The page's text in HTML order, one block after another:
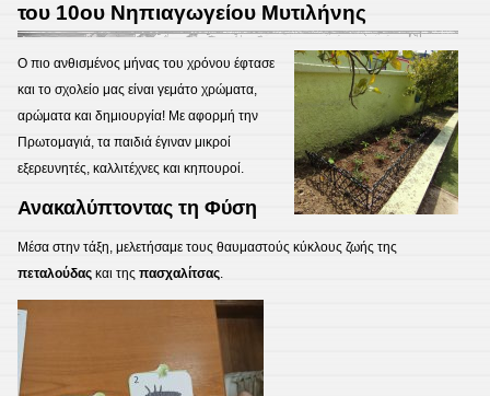
του 10ου Νηπιαγωγείου Μυτιλήνης
Ο πιο ανθισμένος μήνας του χρόνου έφτασε
και το σχολείο μας είναι γεμάτο χρώματα,
αρώματα και δημιουργία! Με αφορμή την
Πρωτομαγιά, τα παιδιά έγιναν μικροί
εξερευνητές, καλλιτέχνες και κηπουροί.
​Ανακαλύπτοντας τη Φύση
​Μέσα στην τάξη, μελετήσαμε τους θαυμαστούς κύκλους ζωής της
πεταλούδας και της πασχαλίτσας.